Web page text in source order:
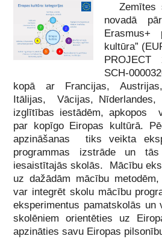
Zemītes
novadā
Erasmus+
kultūra”
PROJECT
SCH-
kopā ar Francijas,
Itālijas, Vācijas, Nīderlandes,
izglītības iestādēm, apkopos
par kopīgo Eiropas kultūrā.
apzināšanas tiks veikta
programmas izstrāde un
iesaistītajās skolās. Mācību
uz dažādām mācību
var integrēt skolu mācību
eksperimentus pamatskolās un
skolēniem orientēties uz
apzināties savu Eiropas